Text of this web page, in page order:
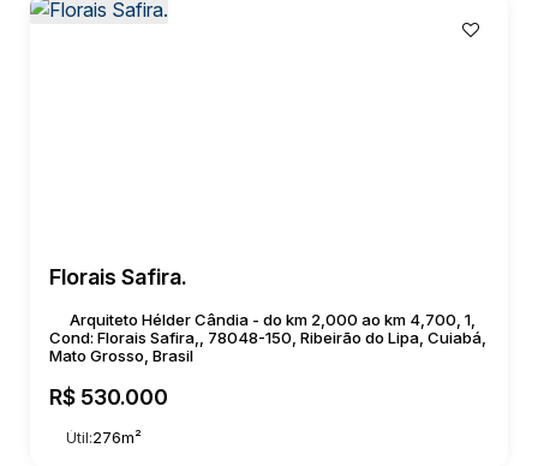
Florais Safira.
R$ 530.000
Arquiteto Hélder Cândia - do km 2,000 ao km 4,700, 1,
Cond: Florais Safira,, 78048-150, Ribeirão do Lipa, Cuiabá,
Mato Grosso, Brasil
Útil:276m²